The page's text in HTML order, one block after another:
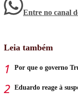
Entre no canal
Leia também
Por que o governo
Eduardo reage à